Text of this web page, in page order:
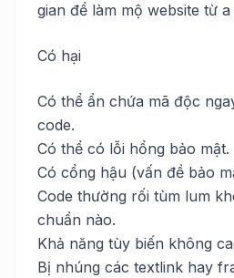
gian để làm mộ website từ a
Có hại
Có thể ẩn chứa mã độc
code.
Có thể có lỗi hổng bảo mật.
Có cổng hậu (vấn đề bảo
Code thường rối tùm lum
chuẩn nào.
Khả năng tùy biến không
Bị nhúng các textlink hay